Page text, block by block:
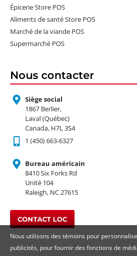
Épicerie Store POS
Aliments de santé Store POS
Marché de la viande POS
Supermarché POS
Nous contacter
Siège social
1867 Berlier,
Laval (Québec)
Canada, H7L 3S4
1 (450) 663-6327
Bureau américain
8410 Six Forks Rd
Unité 104
Raleigh, NC 27615
CONTACT LOC
Nous utilisons des témoins pour
publicités, pour fournir des fonctions de